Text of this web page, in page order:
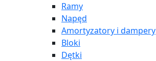
Ramy
Napęd
Amortyzatory i dampery
Bloki
Dętki